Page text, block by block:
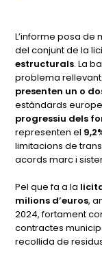
L’informe posa de
del conjunt de la
estructurals. La
problema
presenten un o
estàndards
progressiu dels
representen el
limitacions de
acords marc i
Pel que fa a la
milions d’euros,
2024, fortament
contractes
recollida de